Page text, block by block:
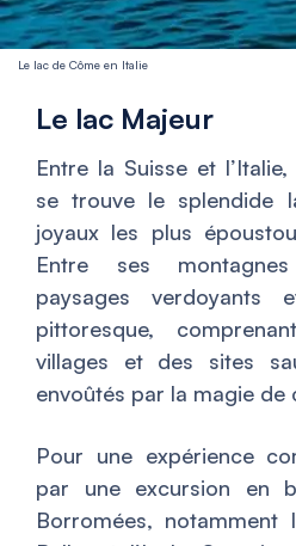
Le lac de Côme en Italie
Le lac Majeur
Entre la Suisse et
se trouve le splendide
joyaux les plus
Entre ses
paysages verdoyants
pittoresque,
villages et des sites
envoûtés par la magie de
Pour une expérience
par une excursion en
Borromées, notamment